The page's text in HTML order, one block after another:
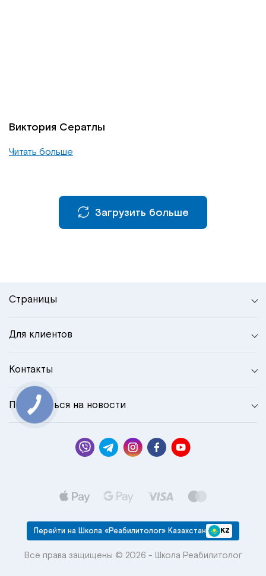
Виктория Сератлы
Читать больше
Загрузить больше
Страницы
Для клиентов
Контакты
Подписаться на новости
Перейти на Школа «Реабилитолог» Казахстан KZ
Все права защищены © 2026 - Школа Реабилитолог
КНОПКА
СВЯЗИ